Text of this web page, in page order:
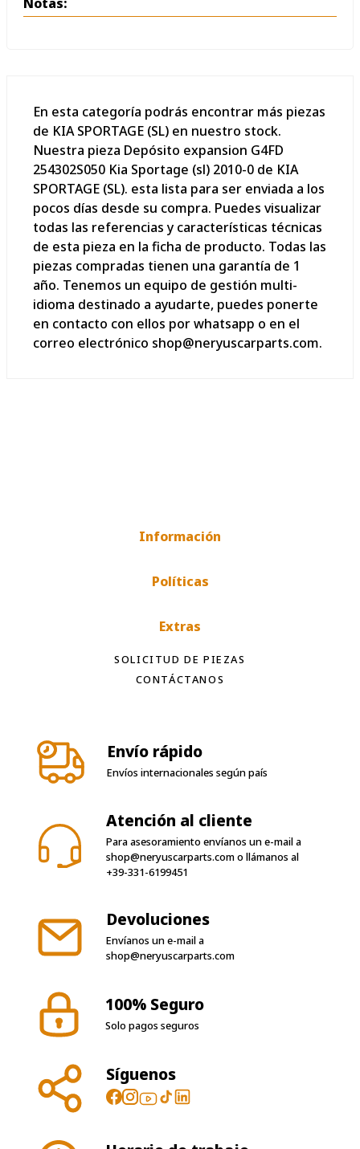
Notas:
En esta categoría podrás encontrar más piezas
de KIA SPORTAGE (SL) en nuestro stock.
Nuestra pieza Depósito expansion G4FD
254302S050 Kia Sportage (sl) 2010-0 de KIA
SPORTAGE (SL). esta lista para ser enviada a los
pocos días desde su compra. Puedes visualizar
todas las referencias y características técnicas
de esta pieza en la ficha de producto. Todas las
piezas compradas tienen una garantía de 1
año. Tenemos un equipo de gestión multi-
idioma destinado a ayudarte, puedes ponerte
en contacto con ellos por whatsapp o en el
correo electrónico shop@neryuscarparts.com.
Información
Políticas
Extras
SOLICITUD DE PIEZAS
CONTÁCTANOS
Envío rápido
Envíos internacionales según país
Atención al cliente
Para asesoramiento envíanos un e-mail a
shop@neryuscarparts.como llámanos al
+39-331-6199451
Devoluciones
Envíanos un e-mail a
shop@neryuscarparts.com
100% Seguro
Solo pagos seguros
Síguenos